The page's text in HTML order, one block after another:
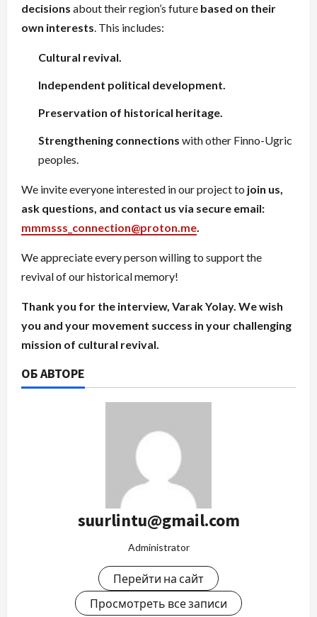
decisions about their region’s future based on their
own interests . This includes:
Cultural revival.
Independent political development.
Preservation of historical heritage.
Strengthening connections with other Finno-Ugric
peoples.
We invite everyone interested in our project to join us,
ask questions, and contact us via secure email:
mmmsss_connection@proton.me
We appreciate every person willing to support the
revival of our historical memory!
Thank you for the interview, Varak Yolay. We wish
you and your movement success in your challenging
mission of cultural revival.
ОБ АВТОРЕ
suurlintu@gmail.com
Administrator
Перейти на сайт
Просмотреть все записи